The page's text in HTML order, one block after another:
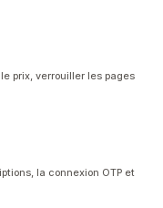
prix, verrouiller les pages
la connexion OTP et